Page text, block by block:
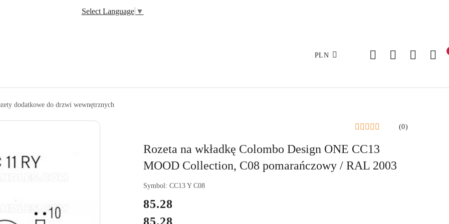
Select Language ▼
PLN
dodatkowe do drzwi wewnętrznych
(0)
Rozeta na wkładkę Colombo Design ONE CC13
MOOD Collection, C08 pomarańczowy / RAL 2003
Symbol: CC13 Y C08
cena:
85.28
Cena: